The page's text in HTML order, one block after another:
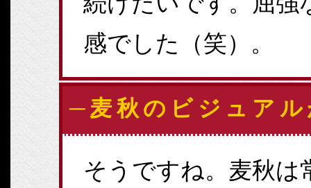
感でした（笑）。
─麦秋のビジュア
そうですね。麦秋は